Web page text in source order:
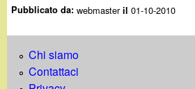
Pubblicato da:webmasteril 01-10-2010
Chi siamo
Contattaci